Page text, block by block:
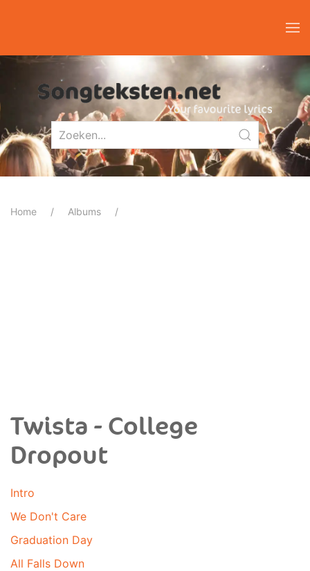
Home Albums
Twista - College
Dropout
Intro
We Don't Care
Graduation Day
All Falls Down